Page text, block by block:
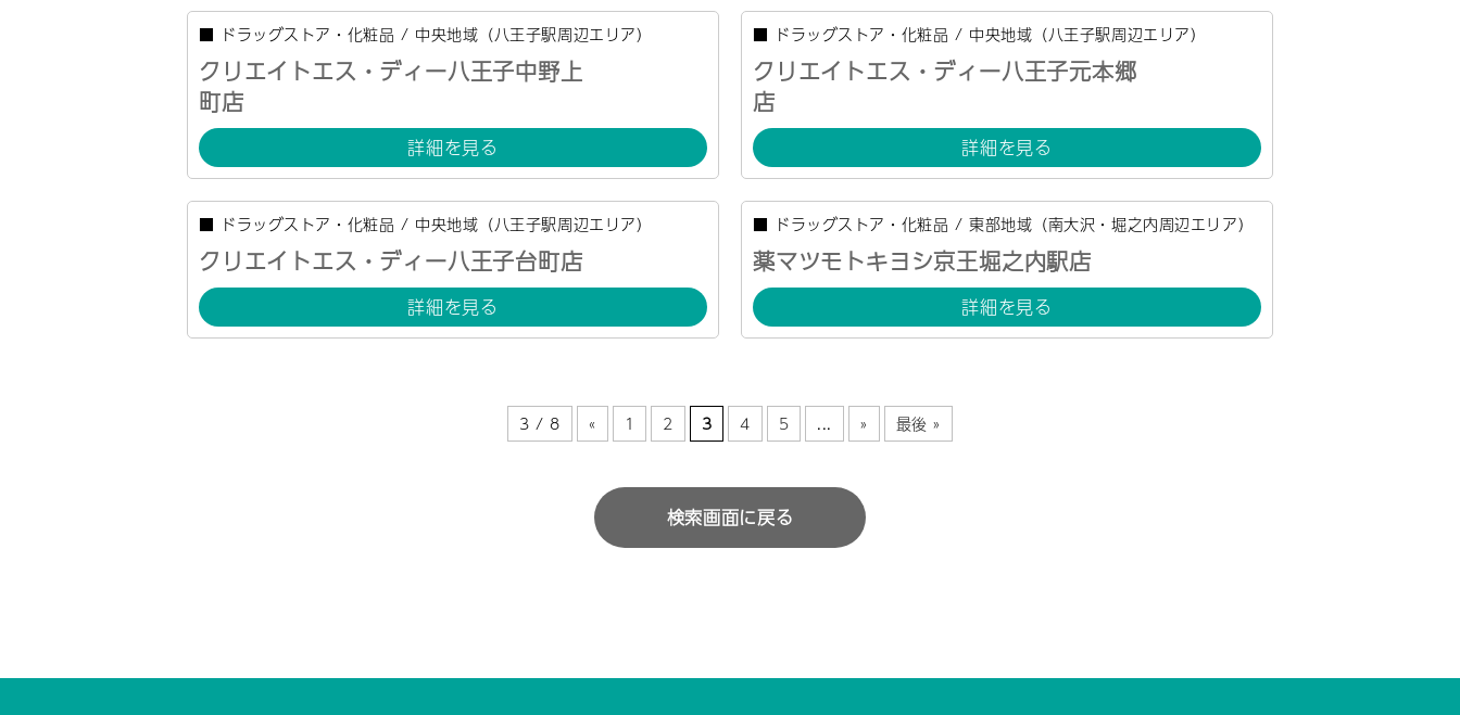
■ ドラッグストア・化粧品 / 中央地域（八王子駅周辺エリア）
クリエイトエス・ディー八王子中野上
町店
詳細を見る
■ ドラッグストア・化粧品 / 中央地域（八王子駅周辺エリア）
クリエイトエス・ディー八王子元本郷
店
詳細を見る
■ ドラッグストア・化粧品 / 中央地域（八王子駅周辺エリア）
クリエイトエス・ディー八王子台町店
詳細を見る
■ ドラッグストア・化粧品 / 東部地域（南大沢・堀之内周辺エリア）
薬マツモトキヨシ京王堀之内駅店
詳細を見る
3 / 8 « 1 2 3 4 5 ... » 最後 »
検索画面に戻る